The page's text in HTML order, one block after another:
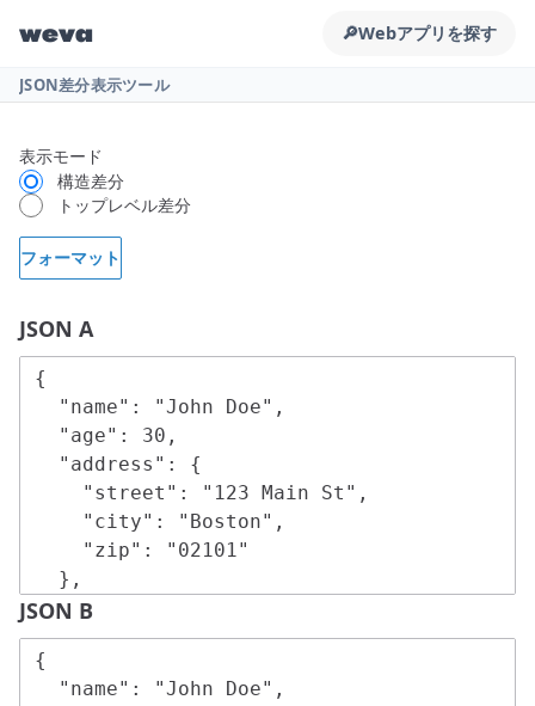
weva 🔎Webアプリを探す
JSON差分表示ツール
表示モード
構造差分
トップレベル差分
フォーマット
JSON A
JSON B